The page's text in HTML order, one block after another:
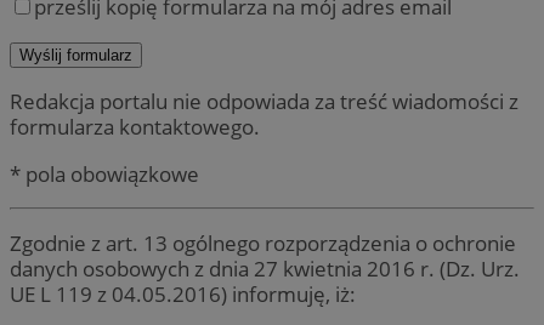
prześlij kopię formularza na mój adres email
Redakcja portalu nie odpowiada za treść wiadomości z
formularza kontaktowego.
* pola obowiązkowe
Zgodnie z art. 13 ogólnego rozporządzenia o ochronie
danych osobowych z dnia 27 kwietnia 2016 r. (Dz. Urz.
UE L 119 z 04.05.2016) informuję, iż: